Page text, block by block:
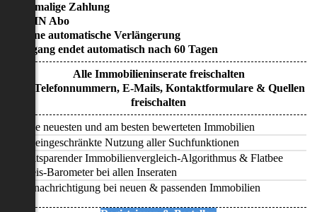
• Einmalige Zahlung
• KEIN Abo
• Keine automatische Verlängerung
• Zugang endet automatisch nach 60 Tagen
Alle Immobilieninserate freischalten
Alle Telefonnummern, E-Mails, Kontaktformulare & Quellen
freischalten
Alle neuesten und am besten bewerteten Immobilien
Uneingeschränkte Nutzung aller Suchfunktionen
Zeitsparender Immobilienvergleich-Algorithmus & Flatbee
Preis-Barometer bei allen Inseraten
Benachrichtigung bei neuen & passenden Immobilien